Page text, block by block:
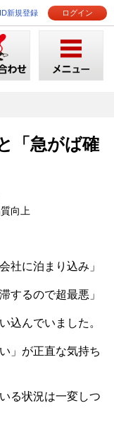
新規登録 ログイン
「急がば確
向上
社に泊まり込み」
するので超最悪」
込んでいました。
」が正直な気持ち
る状況は一変しつ